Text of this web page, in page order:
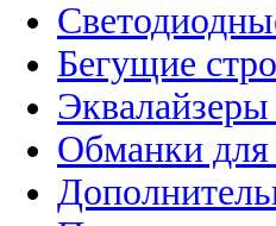
Бегущие
Обманки для